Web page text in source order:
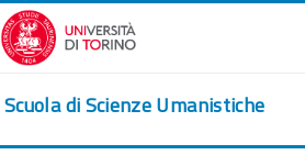
Vai al contenuto principale
Scuola di Scienze Umanistiche